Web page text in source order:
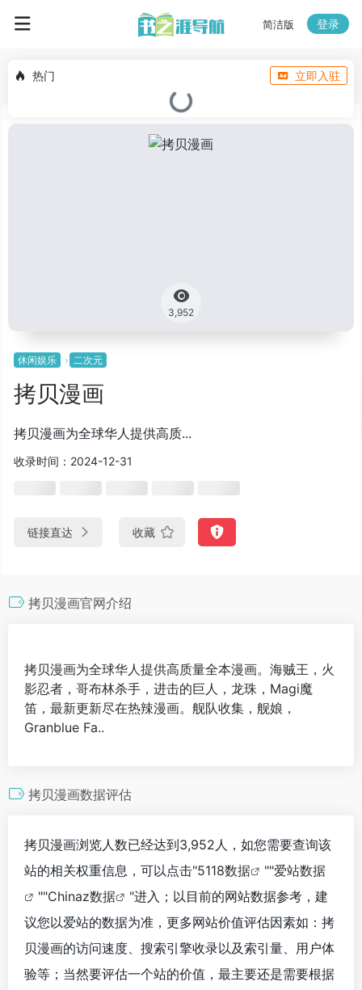
简洁版 登录
热门 立即入驻
3,952
休闲娱乐 二次元
拷贝漫画
拷贝漫画为全球华人提供高质...
收录时间：2024-12-31
链接直达 收藏
拷贝漫画官网介绍
拷贝漫画为全球华人提供高质量全本漫画。海贼王，火
影忍者，哥布林杀手，进击的巨人，龙珠，Magi魔
笛，最新更新尽在热辣漫画。舰队收集，舰娘，
Granblue Fa..
拷贝漫画数据评估
拷贝漫画浏览人数已经达到3,952人，如您需要查询该
站的相关权重信息，可以点击"5118数据 ""爱站数据
""Chinaz数据
"进入；以目前的网站数据参考，建
议您以爱站的数据为准，更多网站价值评估因素如：拷
贝漫画的访问速度、搜索引擎收录以及索引量、用户体
验等；当然要评估一个站的价值，最主要还是需要根据